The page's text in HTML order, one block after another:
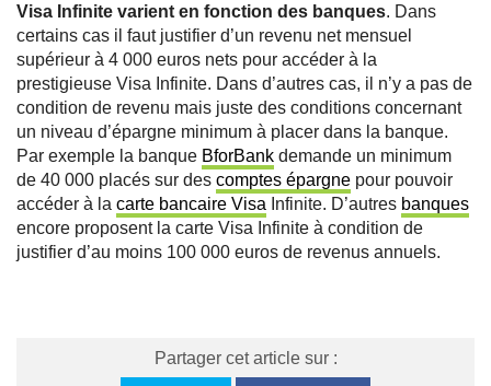
Visa Infinite varient en fonction des banques. Dans
certains cas il faut justifier d’un revenu net mensuel
supérieur à 4 000 euros nets pour accéder à la
prestigieuse Visa Infinite. Dans d’autres cas, il n’y a pas de
condition de revenu mais juste des conditions concernant
un niveau d’épargne minimum à placer dans la banque.
Par exemple la banque BforBank demande un minimum
de 40 000 placés sur des comptes épargne pour pouvoir
accéder à la carte bancaire Visa Infinite. D’autres banques
encore proposent la carte Visa Infinite à condition de
justifier d’au moins 100 000 euros de revenus annuels.
Partager cet article sur :